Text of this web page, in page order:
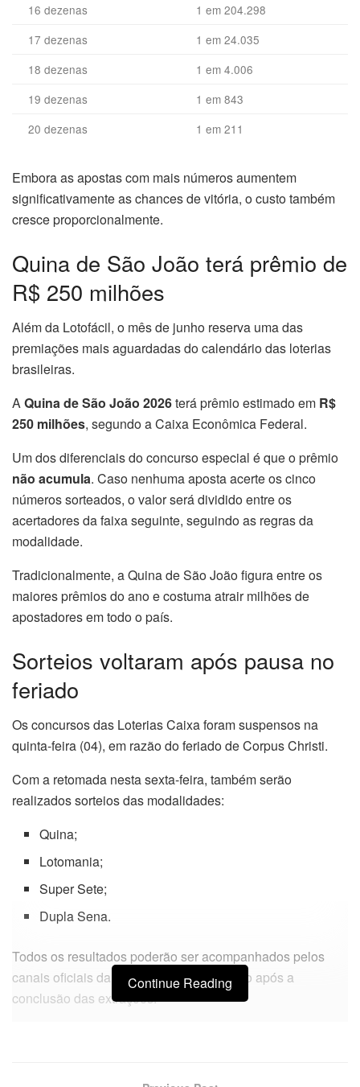
16 dezenas
1 em 204.298
17 dezenas
1 em 24.035
18 dezenas
1 em 4.006
19 dezenas
1 em 843
20 dezenas
1 em 211
Embora as apostas com mais números aumentem
significativamente as chances de vitória, o custo também
cresce proporcionalmente.
Quina de São João terá prêmio de
R$ 250 milhões
Além da Lotofácil, o mês de junho reserva uma das
premiações mais aguardadas do calendário das loterias
brasileiras.
AQuina de São João 2026terá prêmio estimado em R$
250 milhões, segundo a Caixa Econômica Federal.
Um dos diferenciais do concurso especial é que o prêmio
não acumula. Caso nenhuma aposta acerte os cinco
números sorteados, o valor será dividido entre os
acertadores da faixa seguinte, seguindo as regras da
modalidade.
Tradicionalmente, a Quina de São João figura entre os
maiores prêmios do ano e costuma atrair milhões de
apostadores em todo o país.
Sorteios voltaram após pausa no
feriado
Os concursos das Loterias Caixa foram suspensos na
quinta-feira (04), em razão do feriado de Corpus Christi.
Com a retomada nesta sexta-feira, também serão
realizados sorteios das modalidades:
Quina;
Lotomania;
Super Sete;
Dupla Sena.
Todos os resultados poderão ser acompanhados pelos
canais oficiais da Caixa e divulgados logo após a
conclusão das extrações.
Continue Reading